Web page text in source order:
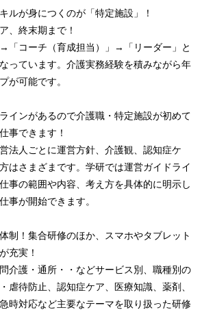
ルが身につくのが「特定施設」！
、終末期まで！
「コーチ（育成担当）」→「リーダー」と
っています。介護実務経験を積みながら年
が可能です。
インがあるので介護職・特定施設が初めて
事できます！
法人ごとに運営方針、介護観、認知症ケ
はさまざまです。学研では運営ガイドライ
事の範囲や内容、考え方を具体的に明示し
事が開始できます。
制！集合研修のほか、スマホやタブレット
充実！
介護・通所・・などサービス別、職種別の
虐待防止、認知症ケア、医療知識、薬剤、
時対応など主要なテーマを取り扱った研修